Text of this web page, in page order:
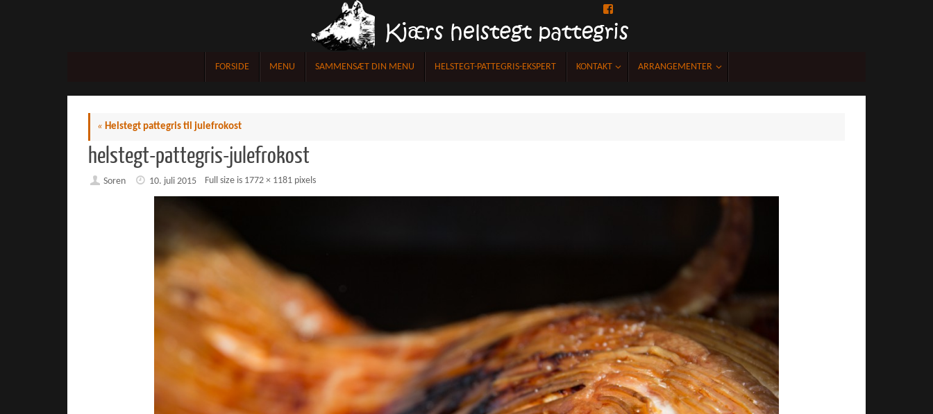
Facebook
FORSIDE MENU SAMMENSÆT DIN MENU HELSTEGT-PATTEGRIS-EKSPERT KONTAKT ARRANGEMENTER
« Helstegt pattegris til julefrokost
helstegt-pattegris-julefrokost
Soren 10. juli 2015 Full size is 1772 × 1181 pixels